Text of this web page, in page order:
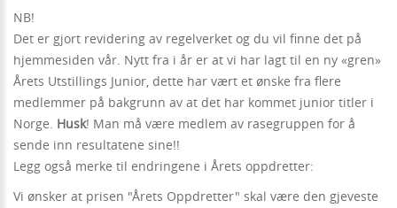
NB!
Det er gjort revidering av regelverket og du vil finne det på
hjemmesiden vår. Nytt fra i år er at vi har lagt til en ny «gren»
Årets Utstillings Junior, dette har vært et ønske fra flere
medlemmer på bakgrunn av at det har kommet junior titler i
Norge. Husk! Man må være medlem av rasegruppen for å
sende inn resultatene sine!!
Legg også merke til endringene i Årets oppdretter:
Vi ønsker at prisen "Årets Oppdretter" skal være den gjeveste